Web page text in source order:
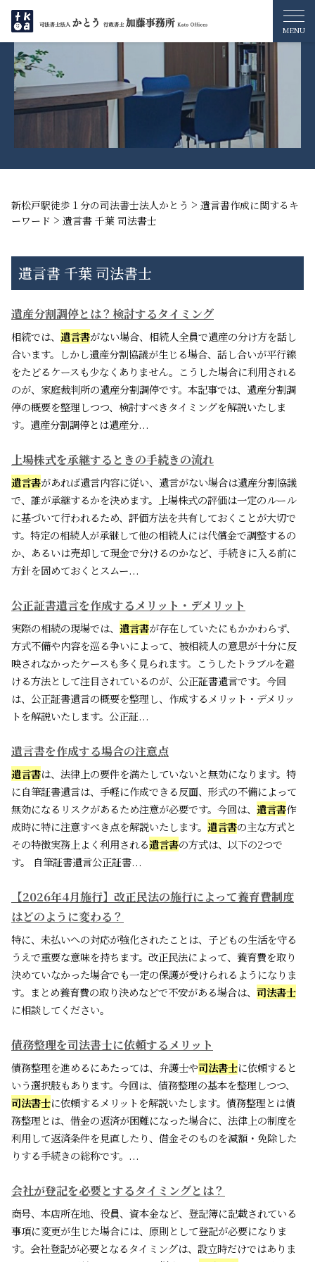
新松戸駅徒歩１分の司法書士法人かとう > 遺言書作成に関するキ
ーワード > 遺言書 千葉 司法書士
遺言書 千葉 司法書士
遺産分割調停とは？検討するタイミング
相続では、 遺言書がない場合、相続人全員で遺産の分け方を話し
合います。しかし遺産分割協議が生じる場合、話し合いが平行線
をたどるケースも少なくありません。こうした場合に利用される
のが、家庭裁判所の遺産分割調停です。本記事では、遺産分割調
停の概要を整理しつつ、検討すべきタイミングを解説いたしま
す。遺産分割調停とは遺産分...
上場株式を承継するときの手続きの流れ
遺言書があれば遺言内容に従い、遺言がない場合は遺産分割協議
で、誰が承継するかを決めます。上場株式の評価は一定のルール
に基づいて行われるため、評価方法を共有しておくことが大切で
す。特定の相続人が承継して他の相続人には代償金で調整するの
か、あるいは売却して現金で分けるのかなど、手続きに入る前に
方針を固めておくとスムー...
公正証書遺言を作成するメリット・デメリット
実際の相続の現場では、 遺言書が存在していたにもかかわらず、
方式不備や内容を巡る争いによって、被相続人の意思が十分に反
映されなかったケースも多く見られます。こうしたトラブルを避
ける方法として注目されているのが、公正証書遺言です。今回
は、公正証書遺言の概要を整理し、作成するメリット・デメリッ
トを解説いたします。公正証...
遺言書を作成する場合の注意点
遺言書は、法律上の要件を満たしていないと無効になります。特
に自筆証書遺言は、手軽に作成できる反面、形式の不備によって
無効になるリスクがあるため注意が必要です。今回は、 遺言書作
成時に特に注意すべき点を解説いたします。 遺言書の主な方式と
その特徴実務上よく利用される遺言書の方式は、以下の2つで
す。 自筆証書遺言公正証書...
【2026年4月施行】改正民法の施行によって養育費制度
はどのように変わる？
特に、未払いへの対応が強化されたことは、子どもの生活を守る
うえで重要な意味を持ちます。改正民法によって、養育費を取り
決めていなかった場合でも一定の保護が受けられるようになりま
す。まとめ養育費の取り決めなどで不安がある場合は、 司法書士
に相談してください。
債務整理を司法書士に依頼するメリット
債務整理を進めるにあたっては、弁護士や司法書士に依頼すると
いう選択肢もあります。今回は、債務整理の基本を整理しつつ、
司法書士に依頼するメリットを解説いたします。債務整理とは債
務整理とは、借金の返済が困難になった場合に、法律上の制度を
利用して返済条件を見直したり、借金そのものを減額・免除した
りする手続きの総称です。...
会社が登記を必要とするタイミングとは？
商号、本店所在地、役員、資本金など、登記簿に記載されている
事項に変更が生じた場合には、原則として登記が必要になりま
す。会社登記が必要となるタイミングは、設立時だけではありま